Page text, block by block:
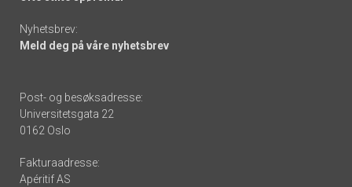
Nyhetsbrev:
Meld deg på våre nyhetsbrev
Post- og besøksadresse:
Universitetsgata 22
0162 Oslo
Fakturaadresse:
Apéritif AS